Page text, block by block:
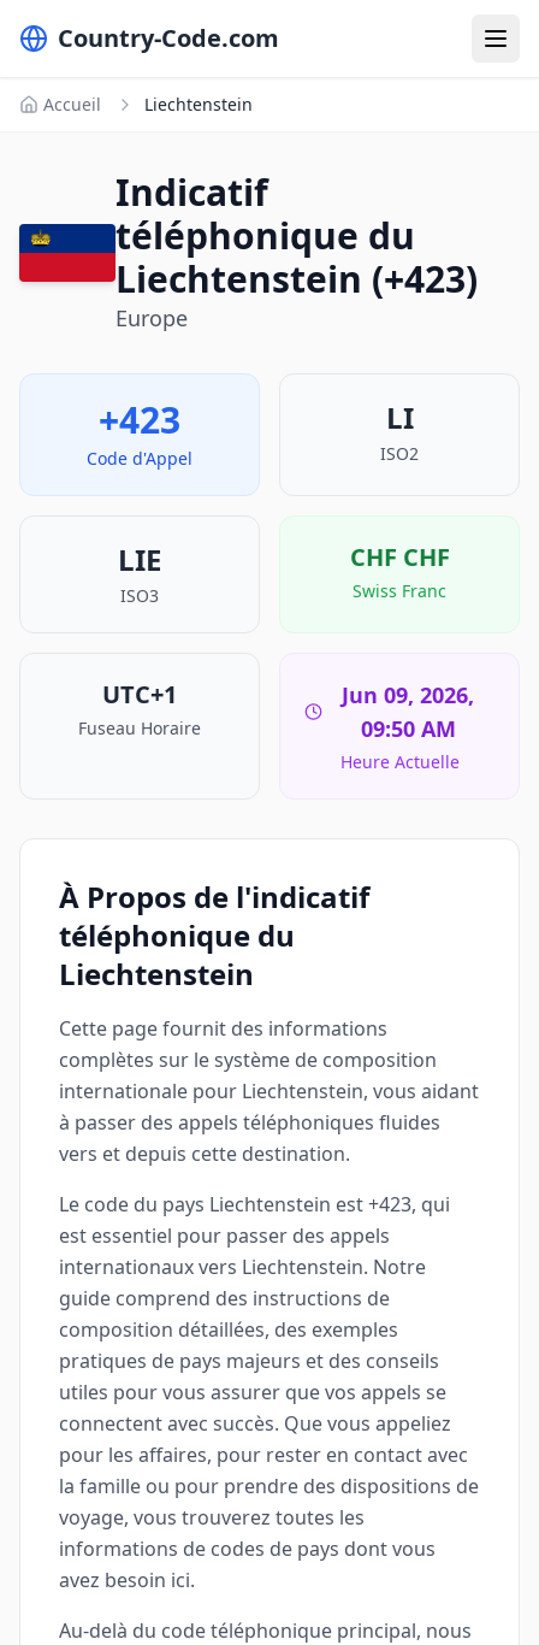
Country-Code.com
Accueil Liechtenstein
Indicatif
téléphonique du
Liechtenstein (+423)
Europe
+423
Code d'Appel
LI
ISO2
LIE
ISO3
CHF CHF
Swiss Franc
UTC+1
Fuseau Horaire
Jun 09, 2026,
09:50 AM
Heure Actuelle
À Propos de l'indicatif
téléphonique du
Liechtenstein
Cette page fournit des informations
complètes sur le système de composition
internationale pour Liechtenstein, vous aidant
à passer des appels téléphoniques fluides
vers et depuis cette destination.
Le code du pays Liechtenstein est +423, qui
est essentiel pour passer des appels
internationaux vers Liechtenstein. Notre
guide comprend des instructions de
composition détaillées, des exemples
pratiques de pays majeurs et des conseils
utiles pour vous assurer que vos appels se
connectent avec succès. Que vous appeliez
pour les affaires, pour rester en contact avec
la famille ou pour prendre des dispositions de
voyage, vous trouverez toutes les
informations de codes de pays dont vous
avez besoin ici.
Au-delà du code téléphonique principal, nous